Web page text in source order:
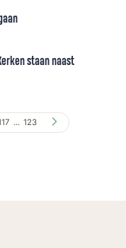
staan naast
... 123